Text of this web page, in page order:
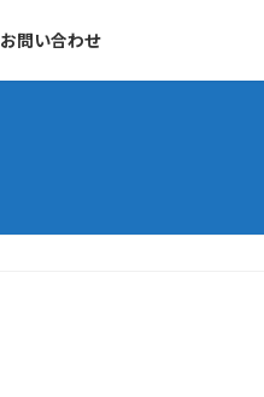
お問い合わせ